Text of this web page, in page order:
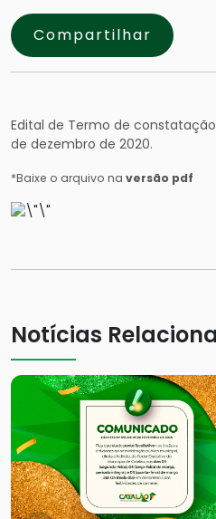
Compartilhar
Edital de Termo de
de dezembro de 2020.
*Baixe o arquivo na versão pdf
Notícias